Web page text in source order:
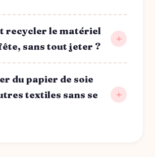
recycler le matériel
sans tout jeter ?
du papier de soie
textiles sans se